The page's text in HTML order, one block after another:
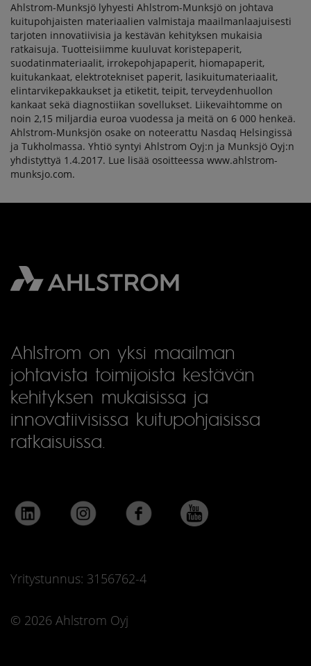
Ahlstrom-Munksjö lyhyesti Ahlstrom-Munksjö on johtava
kuitupohjaisten materiaalien valmistaja maailmanlaajuisesti
tarjoten innovatiivisia ja kestävän kehityksen mukaisia
ratkaisuja. Tuotteisiimme kuuluvat koristepaperit,
suodatinmateriaalit, irrokepohjapaperit, hiomapaperit,
kuitukankaat, elektrotekniset paperit, lasikuitumateriaalit,
elintarvikepakkaukset ja etiketit, teipit, terveydenhuollon
kankaat sekä diagnostiikan sovellukset. Liikevaihtomme on
noin 2,15 miljardia euroa vuodessa ja meitä on 6 000 henkeä.
Ahlstrom-Munksjön osake on noteerattu Nasdaq Helsingissä
ja Tukholmassa. Yhtiö syntyi Ahlstrom Oyj:n ja Munksjö Oyj:n
yhdistyttyä 1.4.2017. Lue lisää osoitteessa www.ahlstrom-
munksjo.com.
Ahlstrom on yksi maailman
johtavista toimijoista kestävän
kehityksen mukaisissa ja
innovatiivisissa kuitupohjaisissa
ratkaisuissa.
Yritystunnus: 3156762-4
© 2026 Ahlstrom Oyj